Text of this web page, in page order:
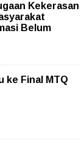
Kekerasan
Belum
ke Final MTQ